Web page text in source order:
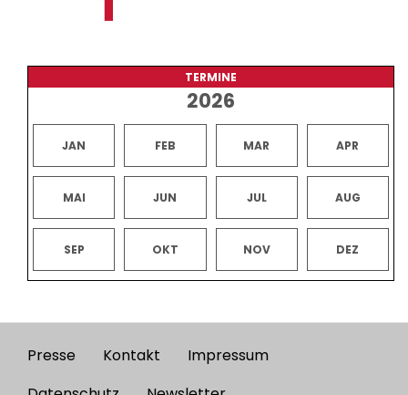
TERMINE
2026
JAN FEB MAR APR
MAI JUN JUL AUG
SEP OKT NOV DEZ
Footer
Presse Kontakt
Impressum